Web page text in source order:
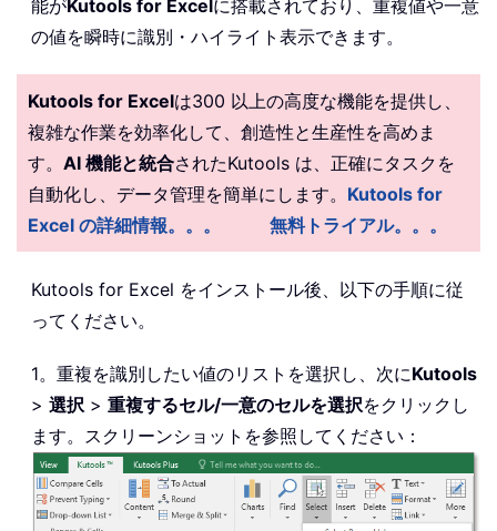
能がKutools for Excel に搭載されており、重複値や一意
の値を瞬時に識別・ハイライト表示できます。
Kutools for Excelは300 以上の高度な機能を提供し、
複雑な作業を効率化して、創造性と生産性を高めま
す。 AI 機能と統合されたKutools は、正確にタスクを
自動化し、データ管理を簡単にします。 Kutools for
Excel の詳細情報。。。
無料トライアル。。。
Kutools for Excel をインストール後、以下の手順に従
ってください。
1。重複を識別したい値のリストを選択し、次にKutools
> 選択 > 重複するセル/一意のセルを選択をクリックし
ます。スクリーンショットを参照してください：